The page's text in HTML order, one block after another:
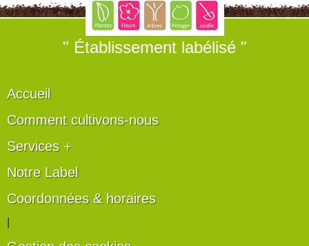
" Établissement labélisé "
Accueil
Comment cultivons-nous
Services +
Notre Label
Coordonnées & horaires